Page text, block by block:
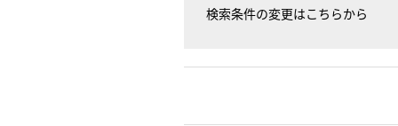
検索条件の変更はこちらから